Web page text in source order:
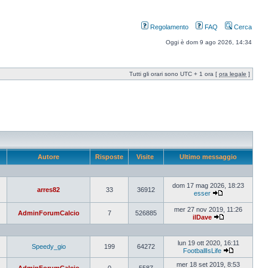
Regolamento FAQ Cerca
Oggi è dom 9 ago 2026, 14:34
Tutti gli orari sono UTC + 1 ora [ ora legale ]
Autore Risposte Visite Ultimo messaggio
arres82 33 36912
dom 17 mag 2026, 18:23
esser
AdminForumCalcio 7 526885
mer 27 nov 2019, 11:26
ilDave
Speedy_gio 199 64272
lun 19 ott 2020, 16:11
FootballIsLife
mer 18 set 2019, 8:53